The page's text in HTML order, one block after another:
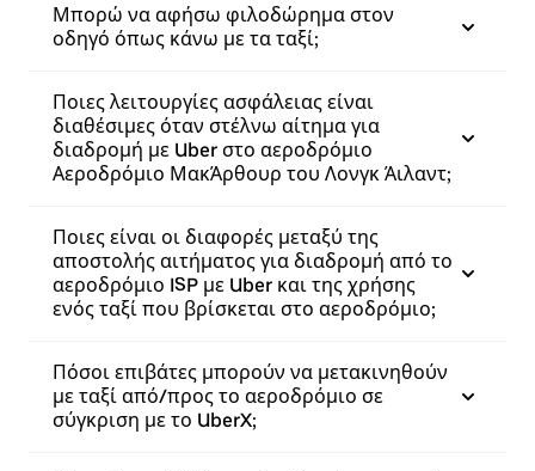
Μπορώ να αφήσω φιλοδώρημα στον
οδηγό όπως κάνω με τα ταξί;
Ποιες λειτουργίες ασφάλειας είναι
διαθέσιμες όταν στέλνω αίτημα για
διαδρομή με Uber στο αεροδρόμιο
Αεροδρόμιο ΜακΆρθουρ του Λονγκ Άιλαντ;
Ποιες είναι οι διαφορές μεταξύ της
αποστολής αιτήματος για διαδρομή από το
αεροδρόμιο ISP με Uber και της χρήσης
ενός ταξί που βρίσκεται στο αεροδρόμιο;
Πόσοι επιβάτες μπορούν να μετακινηθούν
με ταξί από/προς το αεροδρόμιο σε
σύγκριση με το UberX;